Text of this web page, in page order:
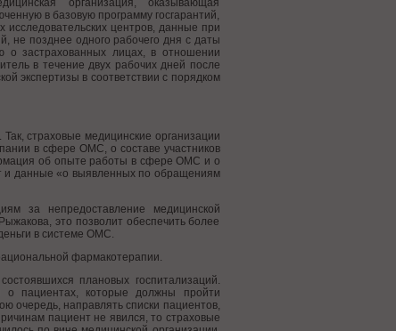
организация, оказывающая
в базовую программу госгарантий,
центров, данные при
не позднее одного рабочего дня с даты
о застрахованных лицах, в отношении
в течение двух рабочих дней после
экспертизы в соответствии с порядком
страховые медицинские организации
в сфере ОМС, о составе участников
об опыте работы в сфере ОМС и о
и данные «о выявленных по обращениям
за непредоставление медицинской
это позволит обеспечить более
в системе ОМС.
фармакотерапии.
плановых госпитализаций.
о пациентах, которые должны пройти
очередь, направлять списки пациентов,
пациент не явился, то страховые